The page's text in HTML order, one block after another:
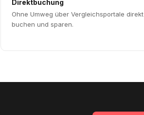
Direktbuchung
Ohne Umweg über Vergleichsportale direkt
buchen und sparen.